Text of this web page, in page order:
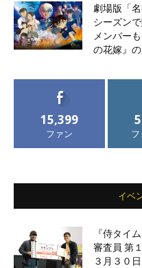
劇場版「
シーズン
メンバー
の花嫁』
15,399
ファン
イベ
『侍タイ
審査員 第
３月３０